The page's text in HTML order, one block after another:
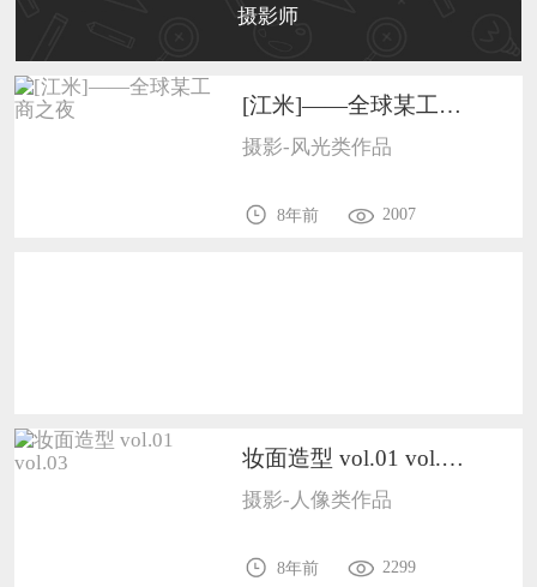
恭喜133****8874用户作品已成功备案！
恭喜138****8638用户作品已成功备案！
恭喜133****9020用户作品已成功备案！
恭喜136****9807用户作品已成功备案！
摄影师
[江米]——全球某工商之夜1502
摄影-风光类作品
8年前 2007
妆面造型 vol.01 vol.031501
摄影-人像类作品
8年前 2299